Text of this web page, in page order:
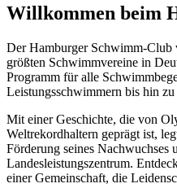
Willkommen beim
Der Hamburger Schwimm-Club
größten Schwimmvereine in
Programm für alle
Leistungsschwimmern bis hin
Mit einer Geschichte, die von
Weltrekordhaltern geprägt ist,
Förderung seines Nachwuchses
Landesleistungszentrum.
einer Gemeinschaft, die